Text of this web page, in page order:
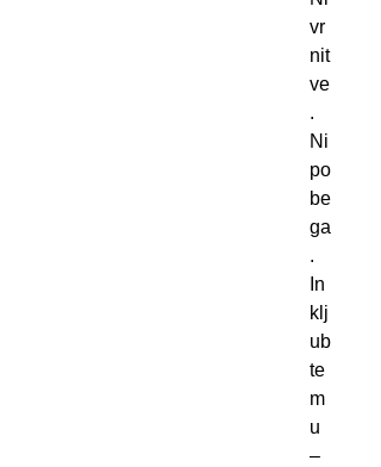
vr
nit
ve
.
Ni
po
be
ga
.
In
klj
ub
te
m
u
–